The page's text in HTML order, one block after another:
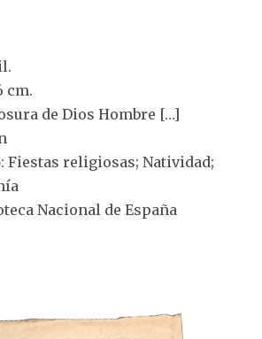
cm.
de Dios Hombre […]
: Fiestas religiosas; Natividad;
Nacional de España